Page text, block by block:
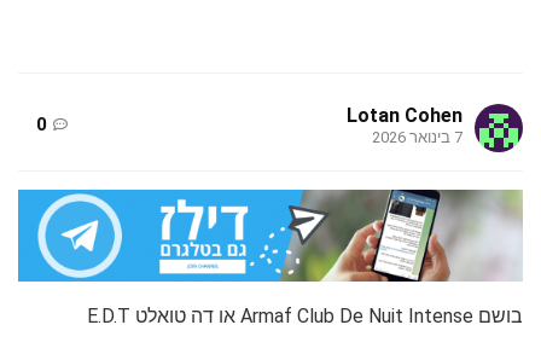
Lotan Cohen
7 בינואר 2026
0
בושם Armaf Club De Nuit Intense או דה טואלט E.D.T